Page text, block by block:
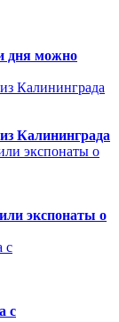
дня можно
Калининграда
экспонаты о
с